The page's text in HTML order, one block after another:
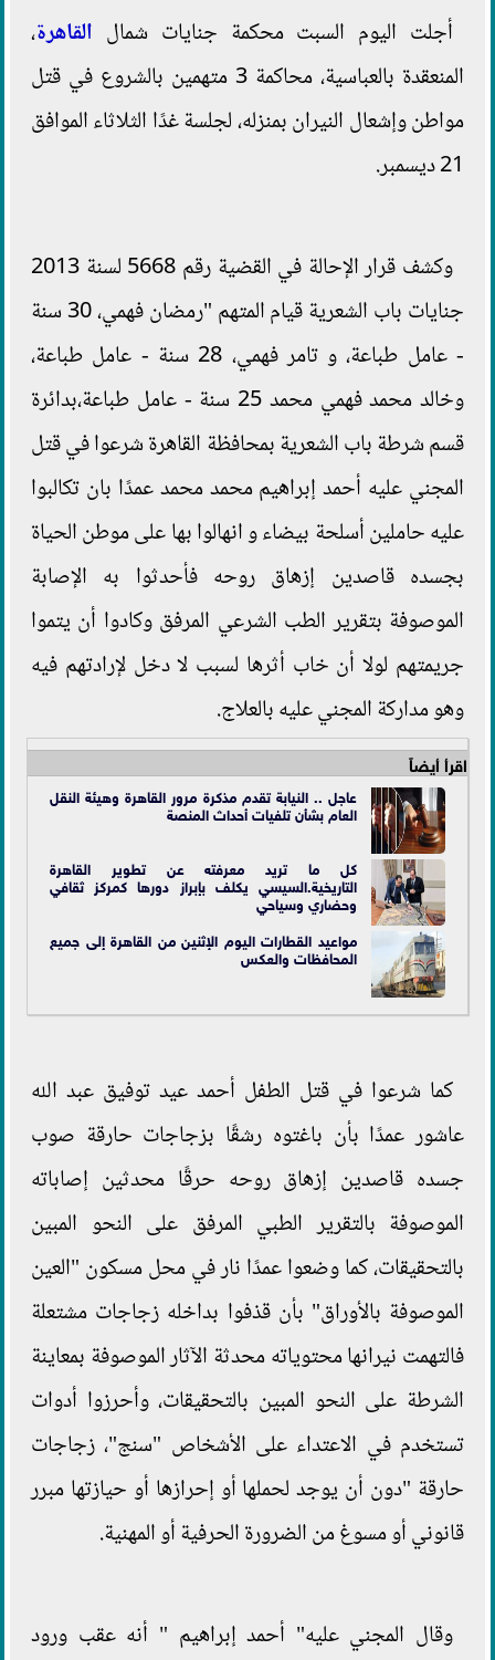
أجلت اليوم السبت محكمة جنايات شمال القاهرة،
المنعقدة بالعباسية، محاكمة 3 متهمين بالشروع في قتل
مواطن وإشعال النيران بمنزله، لجلسة غدًا الثلاثاء الموافق
21 ديسمبر.
وكشف قرار الإحالة في القضية رقم 5668 لسنة 2013
جنايات باب الشعرية قيام المتهم "رمضان فهمي، 30 سنة
- عامل طباعة، و تامر فهمي، 28 سنة - عامل طباعة،
وخالد محمد فهمي محمد 25 سنة - عامل طباعة،بدائرة
قسم شرطة باب الشعرية بمحافظة القاهرة شرعوا في قتل
المجني عليه أحمد إبراهيم محمد محمد عمدًا بان تكالبوا
عليه حاملين أسلحة بيضاء و انهالوا بها على موطن الحياة
بجسده قاصدين إزهاق روحه فأحدثوا به الإصابة
الموصوفة بتقرير الطب الشرعي المرفق وكادوا أن يتموا
جريمتهم لولا أن خاب أثرها لسبب لا دخل لإرادتهم فيه
وهو مداركة المجني عليه بالعلاج.
اقرأ أيضاً
عاجل .. النيابة تقدم مذكرة مرور القاهرة وهيئة النقل
العام بشأن تلفيات أحداث المنصة
كل ما تريد معرفته عن تطوير القاهرة
التاريخية.السيسي يكلف بإبراز دورها كمركز ثقافي
وحضاري وسياحي
مواعيد القطارات اليوم الإثنين من القاهرة إلى جميع
المحافظات والعكس
كما شرعوا في قتل الطفل أحمد عيد توفيق عبد الله
عاشور عمدًا بأن باغتوه رشقًا بزجاجات حارقة صوب
جسده قاصدين إزهاق روحه حرقًا محدثين إصاباته
الموصوفة بالتقرير الطبي المرفق على النحو المبين
بالتحقيقات، كما وضعوا عمدًا نار في محل مسكون "العين
الموصوفة بالأوراق" بأن قذفوا بداخله زجاجات مشتعلة
فالتهمت نيرانها محتوياته محدثة الآثار الموصوفة بمعاينة
الشرطة على النحو المبين بالتحقيقات، وأحرزوا أدوات
تستخدم في الاعتداء على الأشخاص "سنج"، زجاجات
حارقة "دون أن يوجد لحملها أو إحرازها أو حيازتها مبرر
قانوني أو مسوغ من الضرورة الحرفية أو المهنية.
وقال المجني عليه" أحمد إبراهيم " أنه عقب ورود